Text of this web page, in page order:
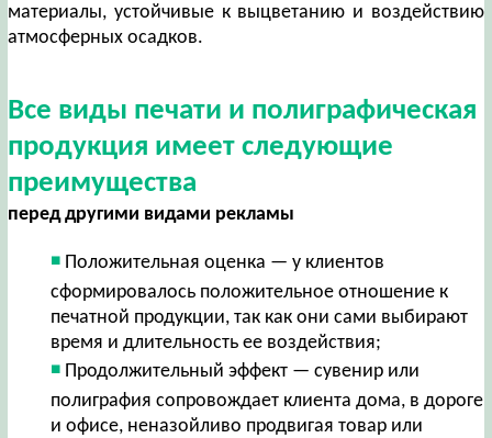
материалы, устойчивые к выцветанию и воздействию
атмосферных осадков.
Все виды печати и полиграфическая
продукция имеет следующие
преимущества
перед другими видами рекламы
Положительная оценка — у клиентов
сформировалось положительное отношение к
печатной продукции, так как они сами выбирают
время и длительность ее воздействия;
Продолжительный эффект — сувенир или
полиграфия сопровождает клиента дома, в дороге
и офисе, неназойливо продвигая товар или